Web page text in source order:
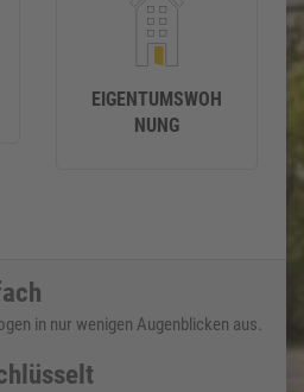
EIGENTUMSWOH
NUNG
in nur wenigen Augenblicken aus.